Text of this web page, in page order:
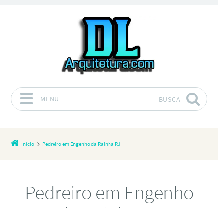
MENU BUSCA
Início Pedreiro em Engenho da Rainha RJ
Pedreiro em Engenho